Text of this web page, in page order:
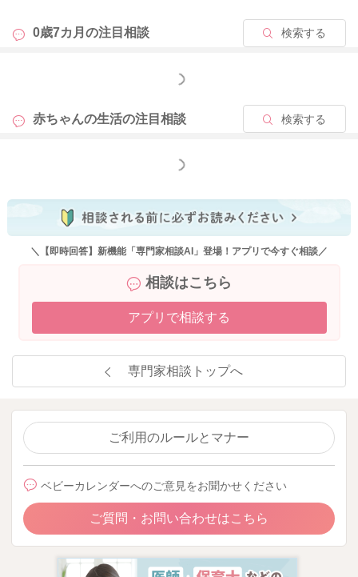
0歳7カ月の注目相談 検索する
もっと見る
赤ちゃんの生活の注目相談 検索する
もっと見る
＼【即時回答】新機能「専門家相談AI」登場！アプリで今すぐ相談／
相談はこちら
アプリで相談する
専門家相談トップへ
ご利用のルールとマナー
ベビーカレンダーへのご意見をお聞かせください
ご質問・お問い合わせはこちら